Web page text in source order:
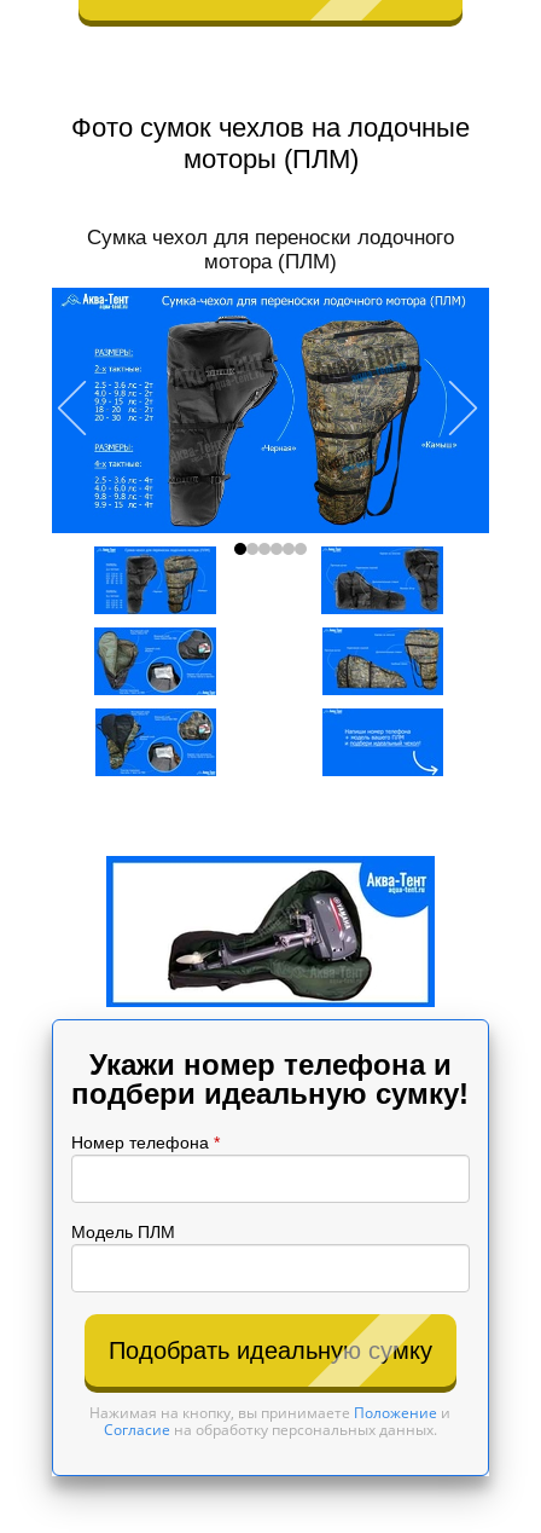
Фото сумок чехлов на лодочные
моторы (ПЛМ)
Сумка чехол для переноски лодочного
мотора (ПЛМ)
Укажи номер телефона и
подбери идеальную сумку!
Номер телефона *
Модель ПЛМ
Подобрать идеальную сумку
Нажимая на кнопку, вы принимаете Положение и
Согласие на обработку персональных данных.